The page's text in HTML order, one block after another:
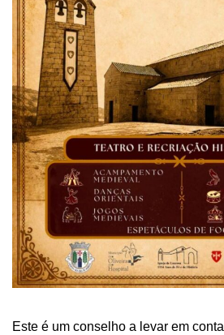
Este é um conselho a levar em conta